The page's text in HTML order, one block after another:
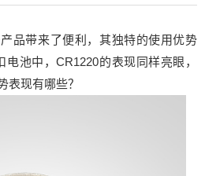
品带来了便利，其独特的使用优势
电池中，CR1220的表现同样亮眼，
表现有哪些？